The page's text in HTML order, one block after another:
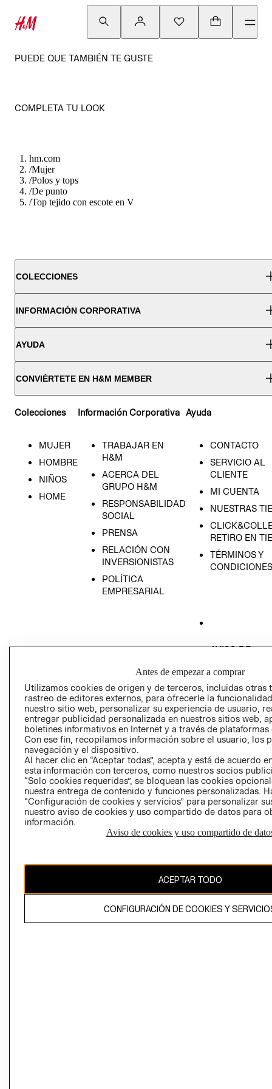
PUEDE QUE TAMBIÉN TE GUSTE
COMPLETA TU LOOK
hm.com
/Mujer
/Polos y tops
/De punto
/Top tejido con escote en V
COLECCIONES
INFORMACIÓN CORPORATIVA
AYUDA
CONVIÉRTETE EN H&M MEMBER
Colecciones
MUJER
HOMBRE
NIÑOS
HOME
Información Corporativa
TRABAJAR EN
H&M
ACERCA DEL
GRUPO H&M
RESPONSABILIDAD
SOCIAL
PRENSA
RELACIÓN CON
INVERSIONISTAS
POLÍTICA
EMPRESARIAL
Ayuda
CONTACTO
SERVICIO AL
CLIENTE
MI CUENTA
NUESTRAS
RETIRO EN
TÉRMINOS Y
CONDICIONES
AVISO DE
GIFT CARD
AVISO DE
Perú (S/)
CAMBIAR REGIÓN
propiedad de H&M Hennes & Mauritz AB
Antes de empezar a comprar
Utilizamos cookies de origen y de terceros, incluidas otras
rastreo de editores externos, para ofrecerle la
nuestro sitio web, personalizar su experiencia de usuario,
entregar publicidad personalizada en nuestros sitios web,
boletines informativos en Internet y a través de plataformas
Con ese fin, recopilamos información sobre el usuario, los
navegación y el dispositivo.
Al hacer clic en “Aceptar todas”, acepta y está de acuerdo
esta información con terceros, como nuestros socios
“Solo cookies requeridas”, se bloquean las cookies
nuestra entrega de contenido y funciones personalizadas.
“Configuración de cookies y servicios” para personalizar
nuestro aviso de cookies y uso compartido de datos para
información.
Aviso de cookies y uso compartido de
ACEPTAR TODO
CONFIGURACIÓN DE COOKIES Y